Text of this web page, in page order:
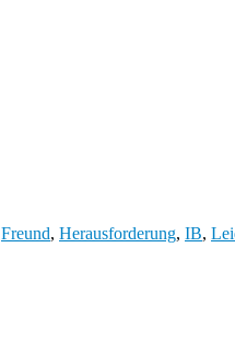
Freund, Herausforderung, IB,